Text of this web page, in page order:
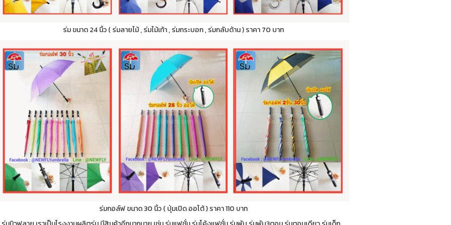
ร่ม ขนาด 24 นิ้ว ( ร่มลายไม้ , ร่มไม้เท้า , ร่มกระบอก , ร่มกลับด้าน ) ราคา 70 บาท
ร่มกอล์ฟ ขนาด 30 นิ้ว ( ปุ่มเปิด ออโต้ ) ราคา 110 บาท